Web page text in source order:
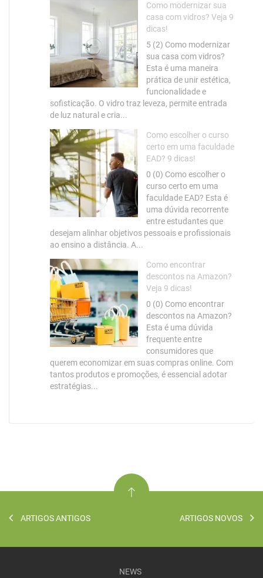
Como modernizar sua
casa com vidros? Veja 9
dicas!
5 (2) Como modernizar
sua casa com vidros?
Esta é uma maneira
prática de unir estética,
funcionalidade e
sofisticação. O vidro traz leveza, permite entrada
de luz natural e cria...
Como escolher o curso
certo em uma faculdade
EAD? 9 dicas!
0 (0) Como escolher o
curso certo em uma
faculdade EAD? Esta é
uma dúvida recorrente
entre estudantes que
desejam alinhar objetivos pessoais e profissionais
ao ensino a distância. A...
Como encontrar
descontos na Amazon?
Veja 9 dicas!
0 (0) Como encontrar
descontos na Amazon?
Esta é uma dúvida
frequente entre
consumidores que
querem economizar em suas compras online. Com
tantos produtos e promoções, é essencial adotar
estratégias...
ARTIGOS ANTIGOS ARTIGOS NOVOS
NEWS